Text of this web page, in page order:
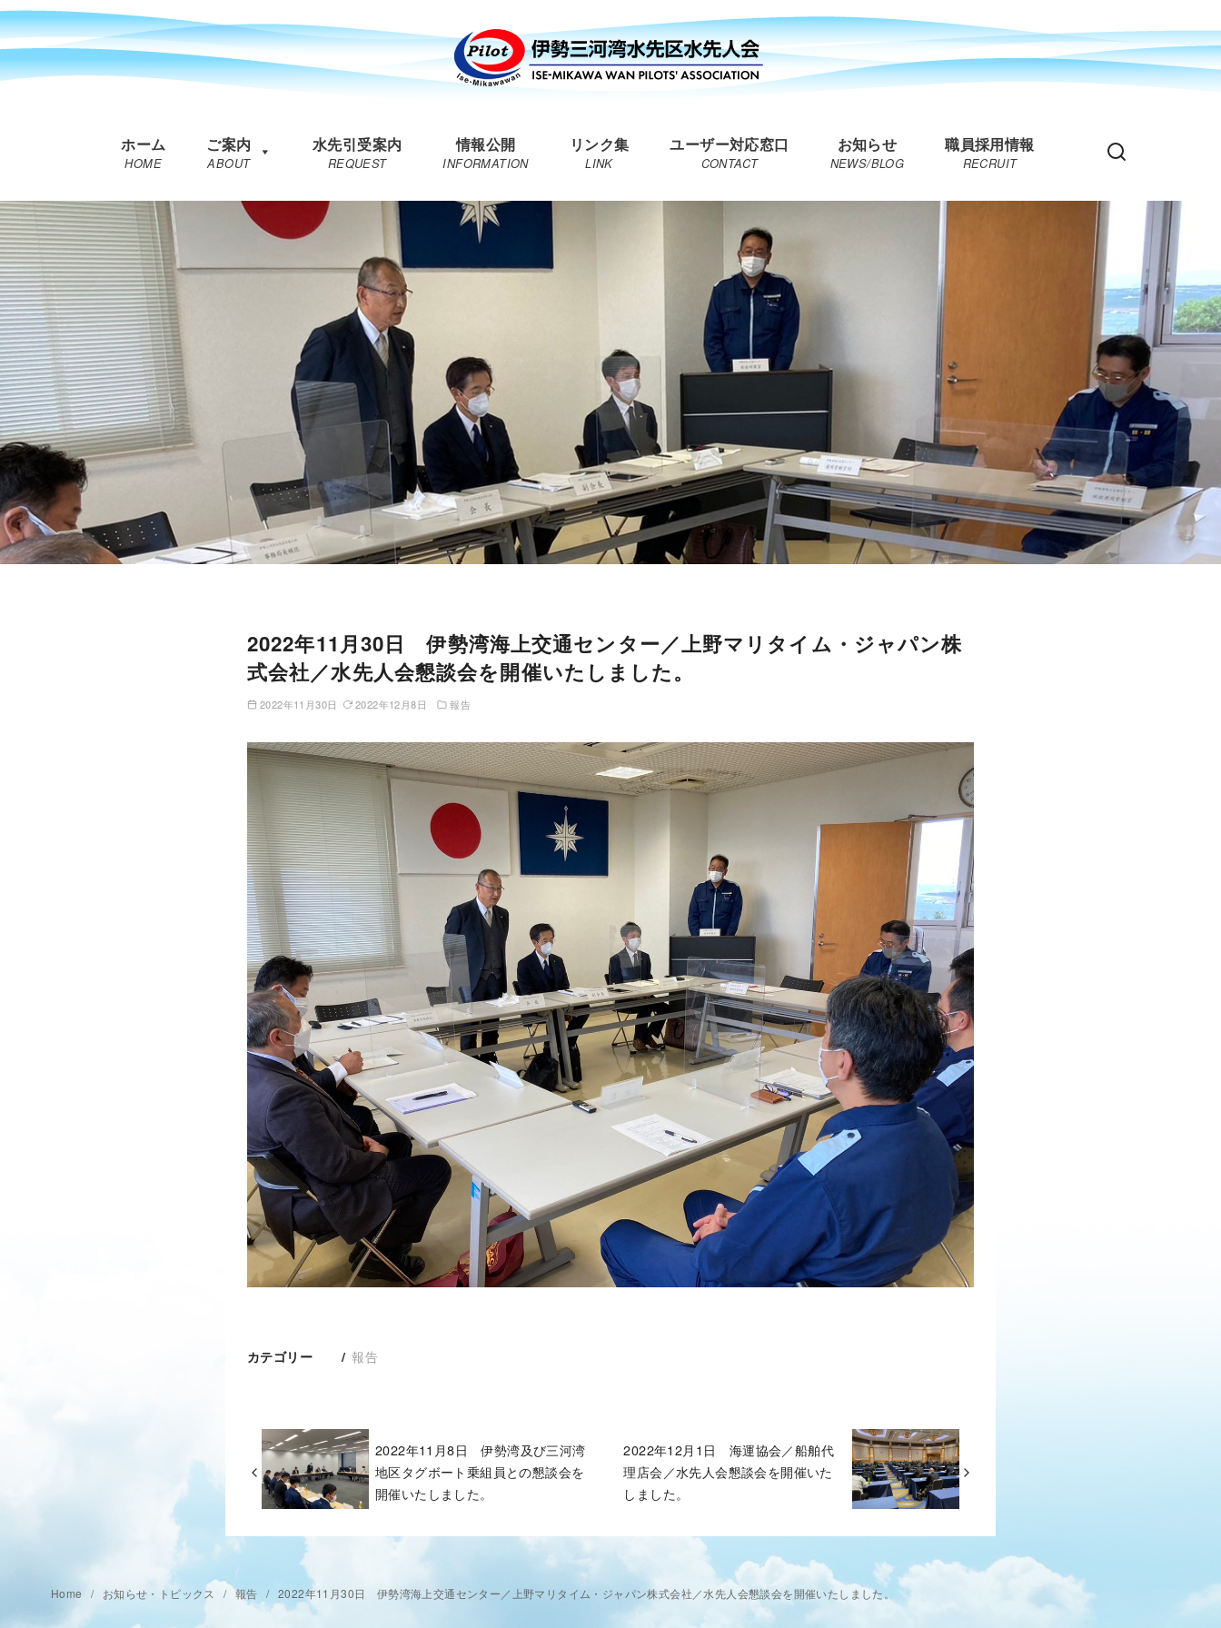
コ
ン
テ
ン
ツ
へ
移
動
ホーム
HOME
ご案内
ABOUT
水先引受案内
REQUEST
情報公開
INFORMATION
リンク集
LINK
ユーザー対応窓口
CONTACT
お知らせ
NEWS/BLOG
職員採用情報
RECRUIT
2022年11月30日 伊勢湾海上交通センター／上野マリタイム・ジャパン株
式会社／水先人会懇談会を開催いたしました。
2022年11月30日 2022年12月8日 報告
カテゴリー 報告
2022年11月8日 伊勢湾及び三河湾
地区タグボート乗組員との懇談会を
開催いたしました。
2022年12月1日 海運協会／船舶代
理店会／水先人会懇談会を開催いた
しました。
Home お知らせ・トピックス 報告 2022年11月30日 伊勢湾海上交通センター／上野マリタイム・ジャパン株式会社／水先人会懇談会を開催いたしました。